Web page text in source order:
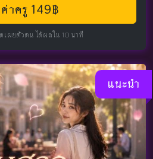
าครู 149฿
เผยตัวตน ได้ผลใน 10 นาที
แนะนำ